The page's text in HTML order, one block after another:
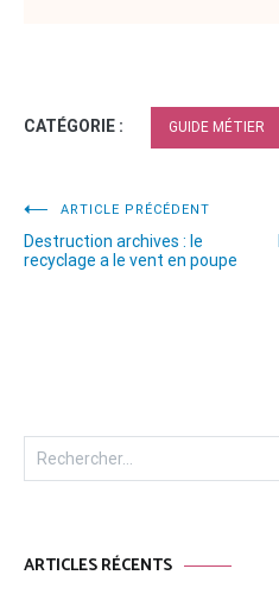
CATÉGORIE : GUIDE MÉTIER
Navigation
de
ARTICLE PRÉCÉDENT
Destruction archives : le
recyclage a le vent en poupe
Rechercher :
ARTICLES RÉCENTS